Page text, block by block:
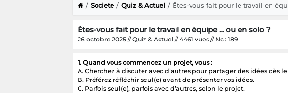
Societe Quiz & Actuel Êtes-vous fait pour le travail en
Êtes-vous fait pour le travail en équipe … ou en solo ?
26 octobre 2025 // Quiz & Actuel // 4461 vues // Nc : 189
1. Quand vous commencez un projet, vous :
A. Cherchez à discuter avec d’autres pour partager des idées dès
B. Préférez réfléchir seul(e) avant de présenter vos idées.
C. Parfois seul(e), parfois avec d’autres, selon le projet.